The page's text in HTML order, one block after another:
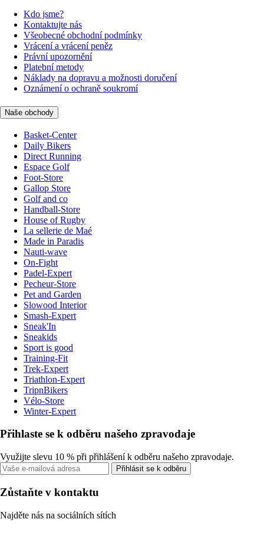
Kdo jsme?
Kontaktujte nás
Všeobecné obchodní podmínky
Vrácení a vrácení peněz
Právní upozornění
Platební metody
Náklady na dopravu a možnosti doručení
Oznámení o ochraně soukromí
Naše obchody
Basket-Center
Daily Bikers
Direct Running
Espace Golf
Foot-Store
Gallop Store
Golf and co
Handball-Store
House of Rugby
La sellerie de Maé
Made in Paradis
Nauti-wave
On-Fight
Padel-Expert
Pecheur-Store
Pet and Garden
Slowood Interior
Smash-Expert
Sneak'In
Sneakids
Sport is good
Training-Fit
Trek-Expert
Triathlon-Expert
TripnBikers
Vélo-Store
Winter-Expert
Přihlaste se k odběru našeho zpravodaje
Využijte slevu 10 % při přihlášení k odběru našeho zpravodaje.
Přihlásit se k odběru
Zůstaňte v kontaktu
Najděte nás na sociálních sítích